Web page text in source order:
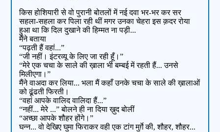
किस होशियारी से वो पुरानी बोतलों में नई दवा भर-भर कर सर
सहला-सहला कर पिला रही थीं मगर उनका चेहरा इस क़दर रोया
हुआ था कि दिल दुखाने की हिम्मत ना पड़ी...
मैंने बताया
“पढ़ती हैं वहां...”
“जी नहीं। इंटरव्यू के लिए जा रही हूँ।”
“मेरे एक चचा के साले की ख़ाला भी बम्बई में रहती हैं... उनसे
मिलीएगा।”
मैंने वाअदा कर लिया... भला मैं कहाँ उनके चचा के साले की ख़ालाओं
को ढूंढती फिरती।
“वहां आपके वालिद वालिदा हैं...”
“नहीं... मेरे ...” बोलने ही ना दिया ख़ुद बोलीं
“अच्छा आपके शौहर होंगे।”
घन्न... वो देखिए घुमा फिराकर वही एक टांग मुर्ग़े की, शौहर, शौहर...